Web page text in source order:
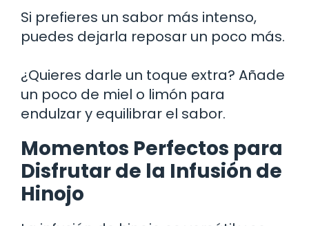
Si prefieres un sabor más intenso,
puedes dejarla reposar un poco más.
¿Quieres darle un toque extra? Añade
un poco de miel o limón para
endulzar y equilibrar el sabor.
Momentos Perfectos para
Disfrutar de la Infusión de
Hinojo